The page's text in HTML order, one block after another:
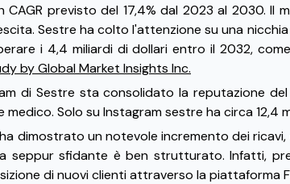
previsto del 17,4% dal 2023 al 2030. Il
Sestre ha colto l'attenzione su una
i 4,4 miliardi di dollari entro il 2032,
by Global Market Insights Inc.
di Sestre sta consolidato la reputazione
Solo su Instagram sestre ha circa 12,4
dimostrato un notevole incremento dei
seppur sfidante è ben strutturato. Infatti,
di nuovi clienti attraverso la piattaforma